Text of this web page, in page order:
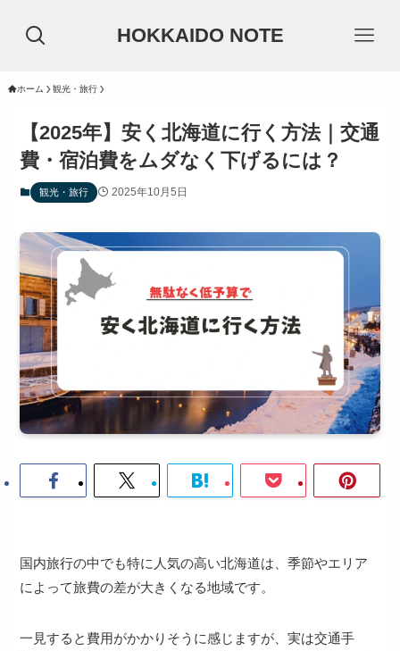
HOKKAIDO NOTE
ホーム 観光・旅行
【2025年】安く北海道に行く方法｜交通
費・宿泊費をムダなく下げるには？
観光・旅行 2025年10月5日
国内旅行の中でも特に人気の高い北海道は、季節やエリア
によって旅費の差が大きくなる地域です。
一見すると費用がかかりそうに感じますが、実は交通手